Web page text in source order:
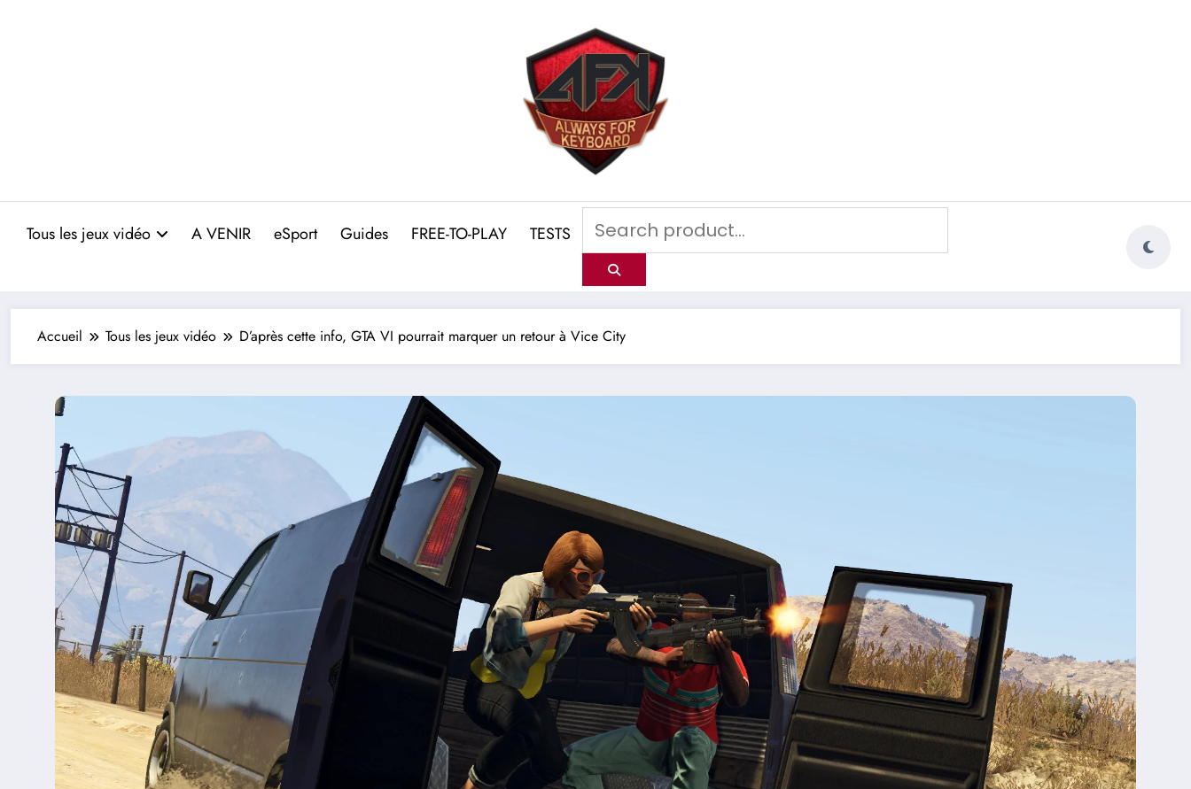
Tous les jeux vidéo A VENIR eSport Guides FREE-TO-PLAY TESTS
Accueil Tous les jeux vidéo D’après cette info, GTA VI pourrait marquer un retour à Vice City